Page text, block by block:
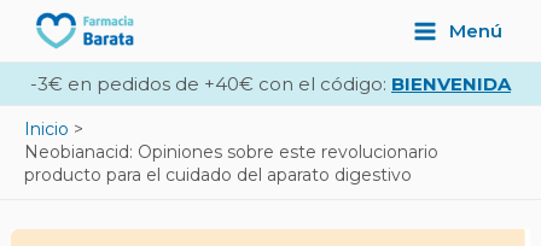
contenido
Main
Menu
Menú
-3€ en pedidos de +40€ con el código: BIENVENIDA
Inicio
Neobianacid: Opiniones sobre este revolucionario
producto para el cuidado del aparato digestivo
Navegación
de
entradas